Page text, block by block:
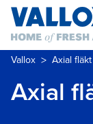
Vallox > Axial
Axial